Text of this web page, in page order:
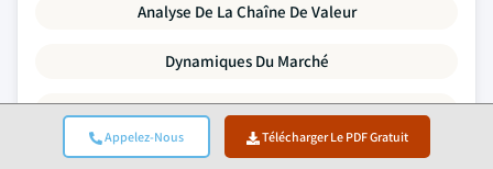
Appelez-Nous Télécharger Le PDF Gratuit
Analyse De La Chaîne De Valeur
Dynamiques Du Marché
Cinq Forces De Porter
Analyse PESTLE